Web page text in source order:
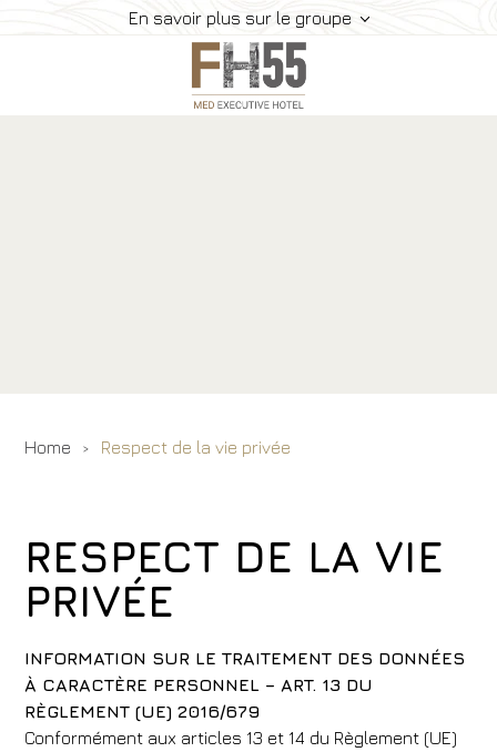
En savoir plus sur le groupe
Contacts
Home Respect de la vie privée
RESPECT DE LA VIE
PRIVÉE
INFORMATION SUR LE TRAITEMENT DES DONNÉES
À CARACTÈRE PERSONNEL – ART. 13 DU
RÈGLEMENT (UE) 2016/679
Conformément aux articles 13 et 14 du Règlement (UE)